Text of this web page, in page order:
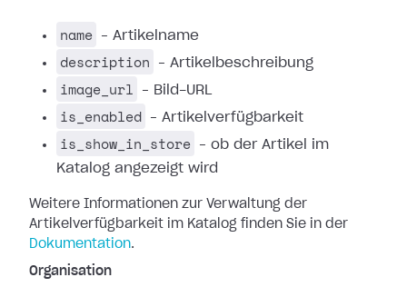
name – Artikelname
description – Artikelbeschreibung
image_url – Bild-URL
is_enabled – Artikelverfügbarkeit
is_show_in_store
– ob der Artikel im
Katalog angezeigt wird
Weitere Informationen zur Verwaltung der
Artikelverfügbarkeit im Katalog finden Sie in der
Dokumentation.
Organisation